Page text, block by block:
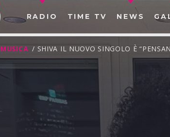
RADIO TIME TV NEWS
MUSICA / SHIVA IL NUOVO SINGOLO È